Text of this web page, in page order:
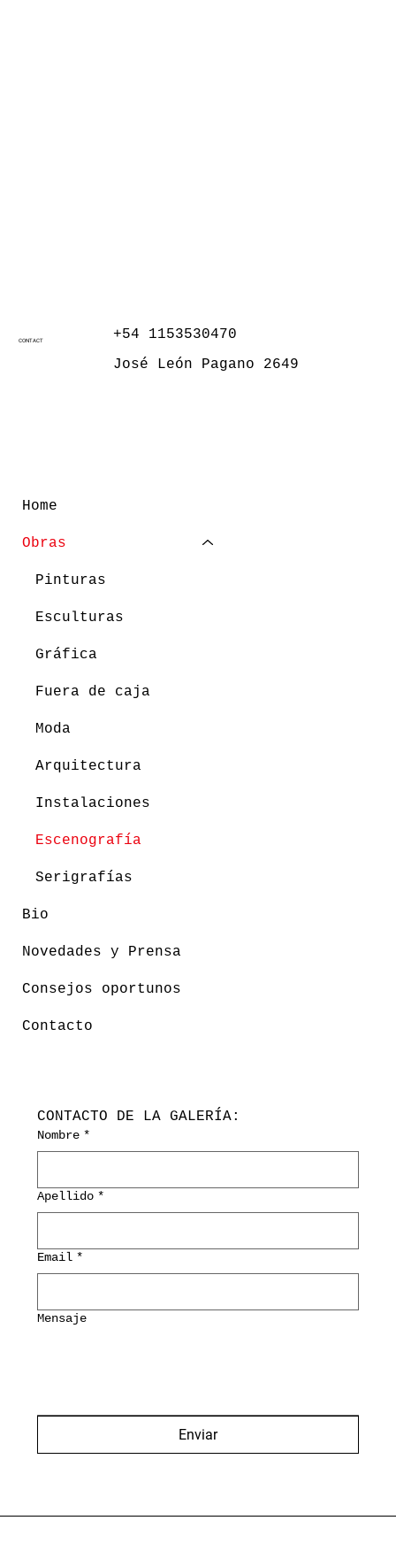
CONTACTO DE LA GALERÍA:
Nombre *
Apellido *
Email *
Mensaje
Enviar
CONTACT
+54 1153530470
José León Pagano 2649
Home
Obras
Pinturas
Esculturas
Gráfica
Fuera de caja
Moda
Arquitectura
Instalaciones
Escenografía
Serigrafías
Bio
Novedades y Prensa
Consejos oportunos
Contacto